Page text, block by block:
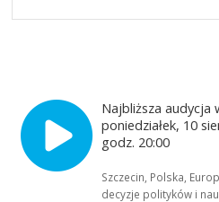
Najbliższa audycja
poniedziałek, 10
godz. 20:00
Szczecin, Polska,
decyzje polityków i